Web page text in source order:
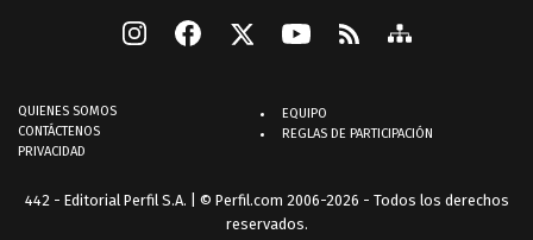
QUIENES SOMOS
CONTÁCTENOS
PRIVACIDAD
EQUIPO
REGLAS DE PARTICIPACIÓN
442 - Editorial Perfil S.A. | © Perfil.com 2006-2026 - Todos los derechos
reservados.